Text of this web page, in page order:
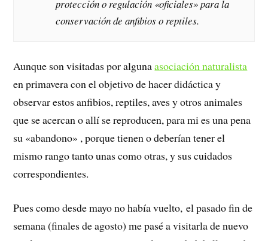
protección o regulación «oficiales» para la
conservación de anfibios o reptiles.
Aunque son visitadas por algunaasociación naturalista
en primavera con el objetivo de hacer didáctica y
observar estos anfibios, reptiles, aves y otros animales
que se acercan o allí se reproducen, para mi es una pena
su «abandono» , porque tienen o deberían tener el
mismo rango tanto unas como otras, y sus cuidados
correspondientes.
Pues como desde mayo no había vuelto, el pasado fin de
semana (finales de agosto) me pasé a visitarla de nuevo